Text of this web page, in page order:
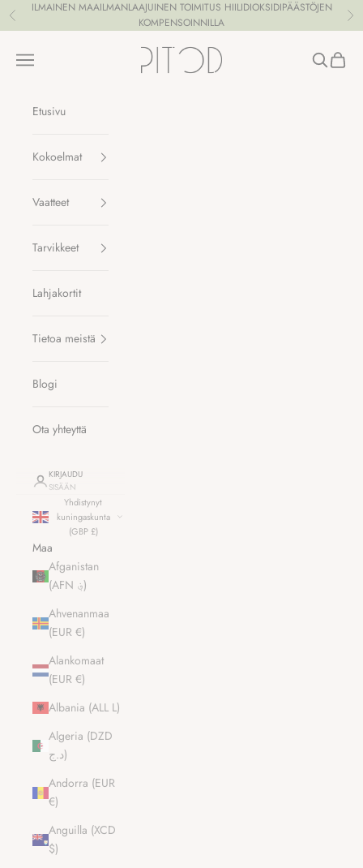
Siirry sisältöön
Edellinen
ILMAINEN MAAILMANLAAJUINEN TOIMITUS HIILIDIOKSIDIPÄÄSTÖJEN
KOMPENSOINNILLA
Pitod
Valikko Haku
Etusivu
Kokoelmat
Vaatteet
Tarvikkeet
Lahjakortit
Tietoa meistä
Blogi
Ota yhteyttä
KIRJAUDU
SISÄÄN
Yhdistynyt
kuningaskunta
(GBP £)
Maa
Afganistan
(AFN ؋)
Ahvenanmaa
(EUR €)
Alankomaat
(EUR €)
Albania (ALL L)
Algeria (DZD
د.ج)
Andorra (EUR
€)
Anguilla (XCD
$)